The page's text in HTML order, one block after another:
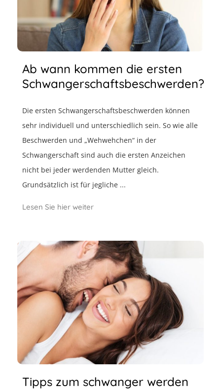
Ab wann kommen die ersten
Schwangerschaftsbeschwerden?
Die ersten Schwangerschaftsbeschwerden können
sehr individuell und unterschiedlich sein. So wie alle
Beschwerden und „Wehwehchen“ in der
Schwangerschaft sind auch die ersten Anzeichen
nicht bei jeder werdenden Mutter gleich.
Grundsätzlich ist für jegliche ...
Lesen Sie hier weiter
Tipps zum schwanger werden